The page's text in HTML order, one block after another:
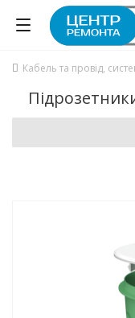
Кабель та провід,